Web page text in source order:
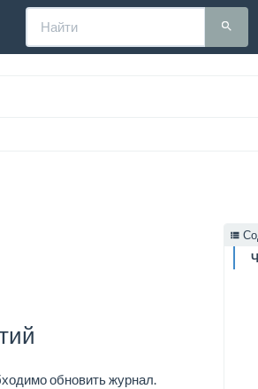
обновить журнал.